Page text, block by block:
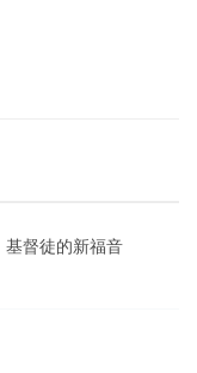
基督徒的新福音